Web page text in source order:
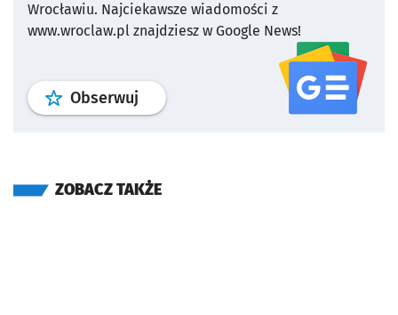
Wrocławiu. Najciekawsze wiadomości z
www.wroclaw.pl znajdziesz w Google News!
Obserwuj profil serwisu
ZOBACZ TAKŻE